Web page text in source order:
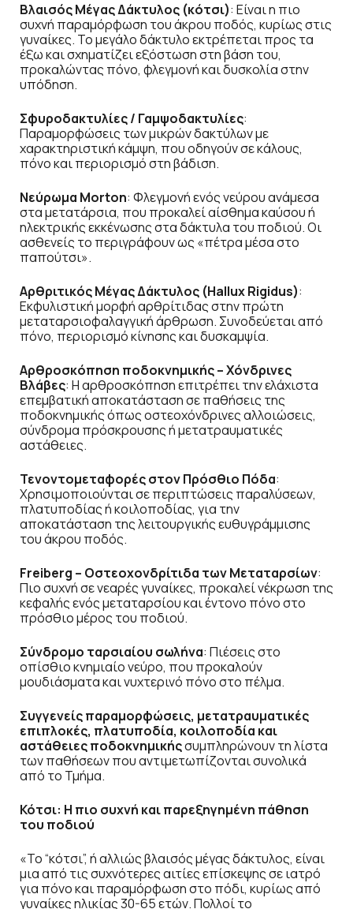
Βλαισός Μέγας Δάκτυλος (κότσι): Είναι η πιο
συχνή παραμόρφωση του άκρου ποδός, κυρίως στις
γυναίκες. Το μεγάλο δάκτυλο εκτρέπεται προς τα
έξω και σχηματίζει εξόστωση στη βάση του,
προκαλώντας πόνο, φλεγμονή και δυσκολία στην
υπόδηση.
Σφυροδακτυλίες / Γαμψοδακτυλίες:
Παραμορφώσεις των μικρών δακτύλων με
χαρακτηριστική κάμψη, που οδηγούν σε κάλους,
πόνο και περιορισμό στη βάδιση.
Νεύρωμα Morton: Φλεγμονή ενός νεύρου ανάμεσα
στα μετατάρσια, που προκαλεί αίσθημα καύσου ή
ηλεκτρικής εκκένωσης στα δάκτυλα του ποδιού. Οι
ασθενείς το περιγράφουν ως «πέτρα μέσα στο
παπούτσι».
Αρθριτικός Μέγας Δάκτυλος (Hallux Rigidus):
Εκφυλιστική μορφή αρθρίτιδας στην πρώτη
μεταταρσιοφαλαγγική άρθρωση. Συνοδεύεται από
πόνο, περιορισμό κίνησης και δυσκαμψία.
Αρθροσκόπηση ποδοκνημικής – Χόνδρινες
Βλάβες: Η αρθροσκόπηση επιτρέπει την ελάχιστα
επεμβατική αποκατάσταση σε παθήσεις της
ποδοκνημικής όπως οστεοχόνδρινες αλλοιώσεις,
σύνδρομα πρόσκρουσης ή μετατραυματικές
αστάθειες.
Τενοντομεταφορές στον Πρόσθιο Πόδα:
Χρησιμοποιούνται σε περιπτώσεις παραλύσεων,
πλατυποδίας ή κοιλοποδίας, για την
αποκατάσταση της λειτουργικής ευθυγράμμισης
του άκρου ποδός.
Freiberg – Οστεοχονδρίτιδα των Μεταταρσίων:
Πιο συχνή σε νεαρές γυναίκες, προκαλεί νέκρωση της
κεφαλής ενός μεταταρσίου και έντονο πόνο στο
πρόσθιο μέρος του ποδιού.
Σύνδρομο ταρσιαίου σωλήνα: Πιέσεις στο
οπίσθιο κνημιαίο νεύρο, που προκαλούν
μουδιάσματα και νυχτερινό πόνο στο πέλμα.
Συγγενείς παραμορφώσεις, μετατραυματικές
επιπλοκές, πλατυποδία, κοιλοποδία και
αστάθειες ποδοκνημικήςσυμπληρώνουν τη λίστα
των παθήσεων που αντιμετωπίζονται συνολικά
από το Τμήμα.
Κότσι: Η πιο συχνή και παρεξηγημένη πάθηση
του ποδιού
«Το “κότσι”, ή αλλιώς βλαισός μέγας δάκτυλος, είναι
μια από τις συχνότερες αιτίες επίσκεψης σε ιατρό
για πόνο και παραμόρφωση στο πόδι, κυρίως από
γυναίκες ηλικίας 30-65 ετών. Πολλοί το